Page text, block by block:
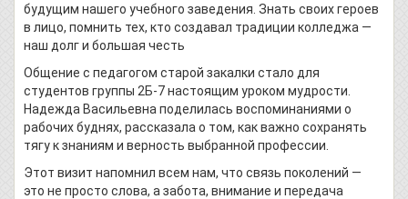
будущим нашего учебного заведения. Знать своих героев
в лицо, помнить тех, кто создавал традиции колледжа —
наш долг и большая честь
Общение с педагогом старой закалки стало для
студентов группы 2Б-7 настоящим уроком мудрости.
Надежда Васильевна поделилась воспоминаниями о
рабочих буднях, рассказала о том, как важно сохранять
тягу к знаниям и верность выбранной профессии.
Этот визит напомнил всем нам, что связь поколений —
это не просто слова, а забота, внимание и передача